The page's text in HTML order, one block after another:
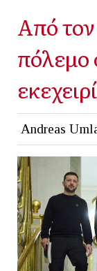
Από
πόλεμο
Andreas